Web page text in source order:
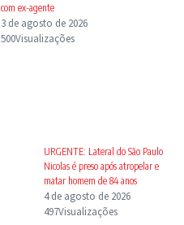
com ex-agente
3 de agosto de 2026
500Visualizações
URGENTE: Lateral do São Paulo
Nicolas é preso após atropelar e
matar homem de 84 anos
4 de agosto de 2026
497Visualizações